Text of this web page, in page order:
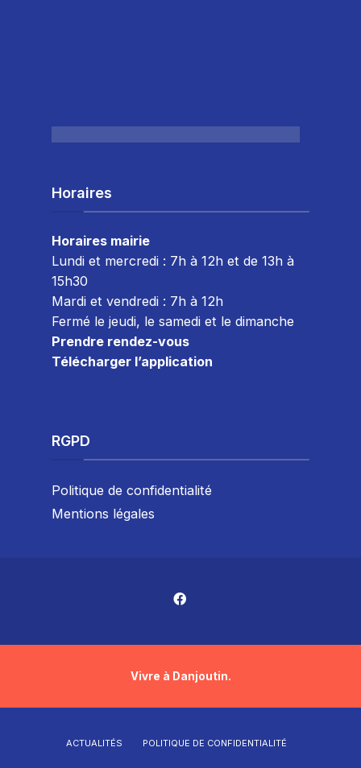
Horaires
Horaires mairie
Lundi et mercredi : 7h à 12h et de 13h à
15h30
Mardi et vendredi : 7h à 12h
Fermé le jeudi, le samedi et le dimanche
Prendre rendez-vous
Télécharger l’application
RGPD
Politique de confidentialité
Mentions légales
Vivre à Danjoutin.
ACTUALITÉS POLITIQUE DE CONFIDENTIALITÉ